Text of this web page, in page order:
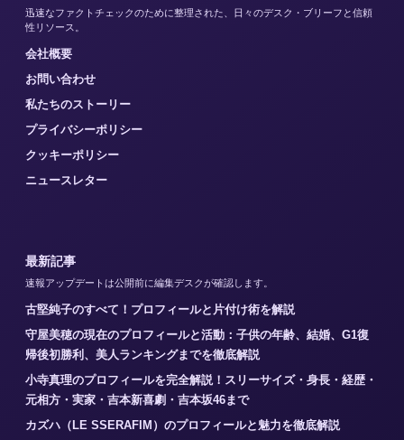
迅速なファクトチェックのために整理された、日々のデスク・ブリーフと信頼
性リソース。
会社概要
お問い合わせ
私たちのストーリー
プライバシーポリシー
クッキーポリシー
ニュースレター
最新記事
速報アップデートは公開前に編集デスクが確認します。
古堅純子のすべて！プロフィールと片付け術を解説
守屋美穂の現在のプロフィールと活動：子供の年齢、結婚、G1復
帰後初勝利、美人ランキングまでを徹底解説
小寺真理のプロフィールを完全解説！スリーサイズ・身長・経歴・
元相方・実家・吉本新喜劇・吉本坂46まで
カズハ（LE SSERAFIM）のプロフィールと魅力を徹底解説